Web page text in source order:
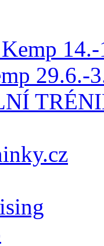
29.6.-